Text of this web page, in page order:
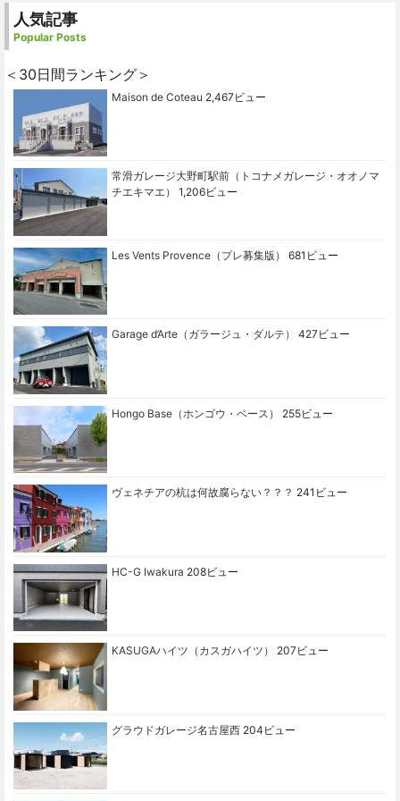
人気記事
Popular Posts
＜30日間ランキング＞
Maison de Coteau 2,467ビュー
常滑ガレージ大野町駅前（トコナメガレージ・オオノマ
チエキマエ）
1,206ビュー
Les Vents Provence（プレ募集版） 681ビュー
Garage d’Arte（ガラージュ・ダルテ） 427ビュー
Hongo Base（ホンゴウ・ベース） 255ビュー
ヴェネチアの杭は何故腐らない？？？ 241ビュー
HC-G Iwakura 208ビュー
KASUGAハイツ（カスガハイツ） 207ビュー
グラウドガレージ名古屋西 204ビュー